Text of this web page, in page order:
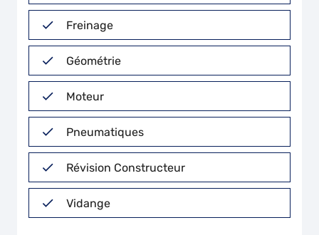
Freinage
Géométrie
Moteur
Pneumatiques
Révision Constructeur
Vidange